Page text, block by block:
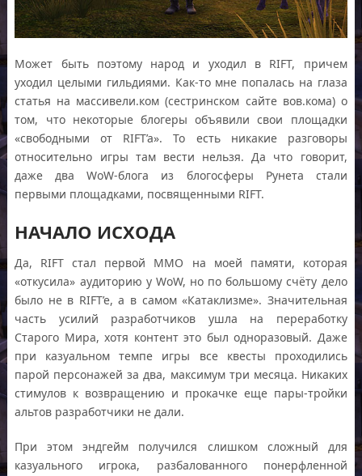
Может быть поэтому народ и уходил в RIFT, причем
уходил целыми гильдиями. Как-то мне попалась на глаза
статья на массивели.ком (сестринском сайте вов.кома) о
том, что некоторые блогеры объявили свои площадки
«свободными от RIFT’a». То есть никакие разговоры
относительно игры там вести нельзя. Да что говорит,
даже два WoW-блога из блогосферы Рунета стали
первыми площадками, посвященными RIFT.
НАЧАЛО ИСХОДА
Да, RIFT стал первой ММО на моей памяти, которая
«откусила» аудиторию у WoW, но по большому счёту дело
было не в RIFT’e, а в самом «Катаклизме». Значительная
часть усилий разработчиков ушла на переработку
Старого Мира, хотя контент это был одноразовый. Даже
при казуальном темпе игры все квесты проходились
парой персонажей за два, максимум три месяца. Никаких
стимулов к возвращению и прокачке еще пары-тройки
альтов разработчики не дали.
При этом эндгейм получился слишком сложный для
казуального игрока, разбалованного понерфленной